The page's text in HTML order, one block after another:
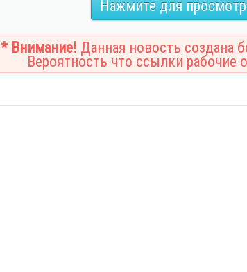
Нажмите для
* Внимание! Данная новость создана
Вероятность что ссылки рабочие